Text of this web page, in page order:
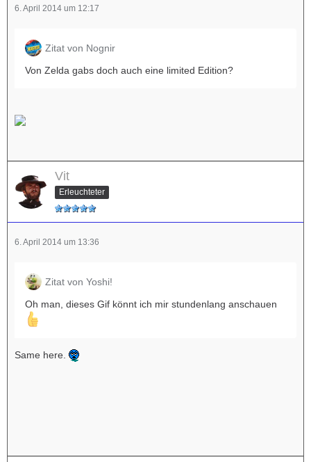
6. April 2014 um 12:17
Zitat von Nognir
Von Zelda gabs doch auch eine limited Edition?
Vit
Erleuchteter
6. April 2014 um 13:36
Zitat von Yoshi!
Oh man, dieses Gif könnt ich mir stundenlang anschauen
Same here.